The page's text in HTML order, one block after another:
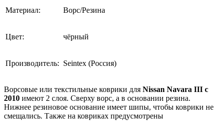
Материал: Ворс/Резина
Цвет: чёрный
Производитель: Seintex (Россия)
Ворсовые или текстильные коврики для Nissan Navara III с
2010 имеют 2 слоя. Сверху ворс, а в основании резина.
Нижнее резиновое основание имеет шипы, чтобы коврики не
смещались. Также на ковриках предусмотрены